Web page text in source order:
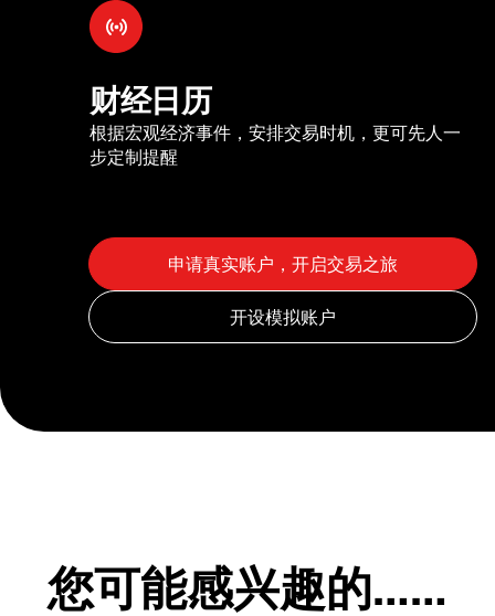
财经日历
根据宏观经济事件，安排交易时机，更可先人一
步定制提醒
您可能感兴趣的……